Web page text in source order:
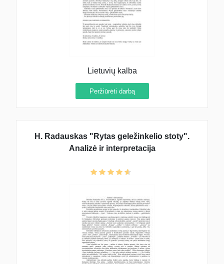
Lietuvių kalba
Peržiūrėti darbą
H. Radauskas "Rytas geležinkelio stoty".
Analizė ir interpretacija